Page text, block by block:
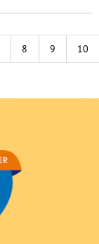
8 9 10